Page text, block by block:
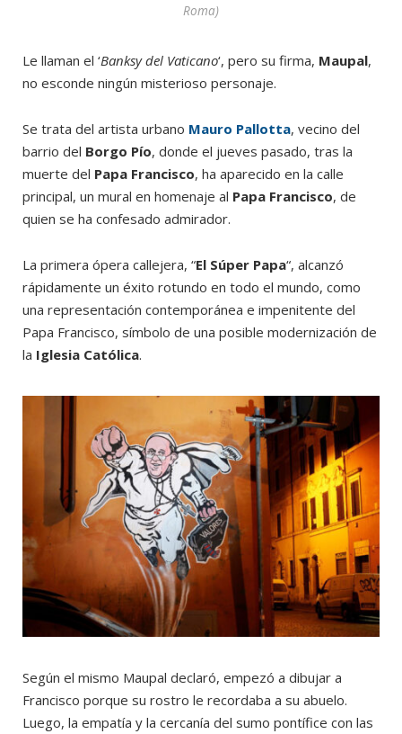
Roma)
Le llaman el ‘Banksy del Vaticano‘, pero su firma, Maupal,
no esconde ningún misterioso personaje.
Se trata del artista urbano Mauro Pallotta, vecino del
barrio del Borgo Pío, donde el jueves pasado, tras la
muerte del Papa Francisco, ha aparecido en la calle
principal, un mural en homenaje al Papa Francisco, de
quien se ha confesado admirador.
La primera ópera callejera, “El Súper Papa“, alcanzó
rápidamente un éxito rotundo en todo el mundo, como
una representación contemporánea e impenitente del
Papa Francisco, símbolo de una posible modernización de
la Iglesia Católica.
Según el mismo Maupal declaró, empezó a dibujar a
Francisco porque su rostro le recordaba a su abuelo.
Luego, la empatía y la cercanía del sumo pontífice con las